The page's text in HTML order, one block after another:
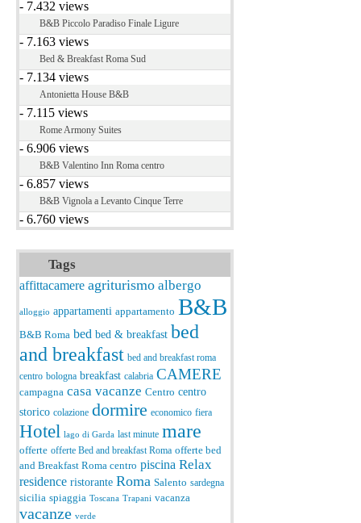
- 7.432 views
B&B Piccolo Paradiso Finale Ligure
- 7.163 views
Bed & Breakfast Roma Sud
- 7.134 views
Antonietta House B&B
- 7.115 views
Rome Armony Suites
- 6.906 views
B&B Valentino Inn Roma centro
- 6.857 views
B&B Vignola a Levanto Cinque Terre
- 6.760 views
Tags
affittacamere agriturismo albergo
alloggio appartamenti appartamento B&B
B&B Roma bed bed & breakfast bed
and breakfast bed and breakfast roma
centro bologna breakfast calabria CAMERE
campagna casa vacanze Centro centro
storico colazione dormire economico fiera
Hotel lago di Garda last minute mare
offerte offerte Bed and breakfast Roma offerte bed
and Breakfast Roma centro piscina Relax
residence ristorante Roma Salento sardegna
sicilia spiaggia Toscana Trapani vacanza
vacanze verde